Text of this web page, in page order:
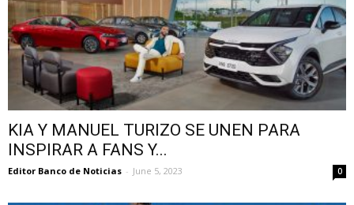
KIA Y MANUEL TURIZO SE UNEN PARA
INSPIRAR A FANS Y...
Editor Banco de Noticias - June 5, 2023 0